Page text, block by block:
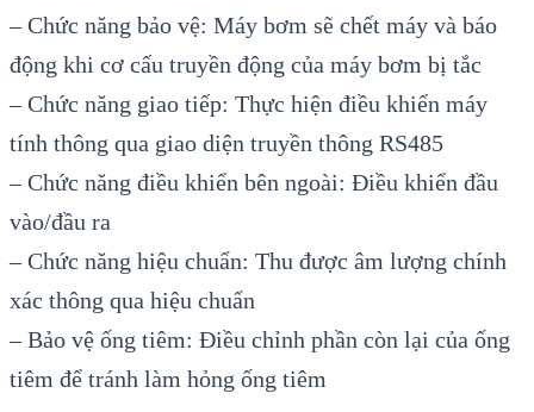
– Chức năng bảo vệ: Máy bơm sẽ chết máy và báo
động khi cơ cấu truyền động của máy bơm bị tắc
– Chức năng giao tiếp: Thực hiện điều khiển máy
tính thông qua giao diện truyền thông RS485
– Chức năng điều khiển bên ngoài: Điều khiển đầu
vào/đầu ra
– Chức năng hiệu chuẩn: Thu được âm lượng chính
xác thông qua hiệu chuẩn
– Bảo vệ ống tiêm: Điều chỉnh phần còn lại của ống
tiêm để tránh làm hỏng ống tiêm